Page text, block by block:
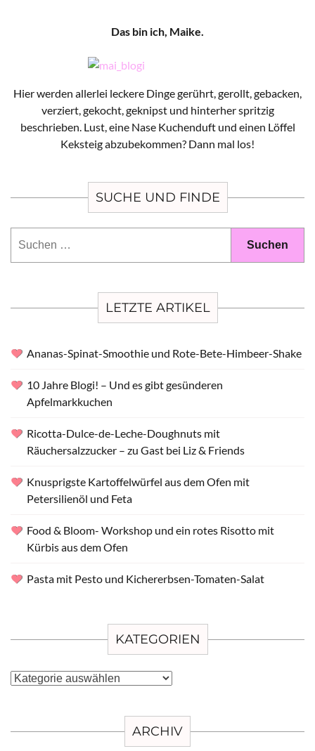
Das bin ich, Maike.
Hier werden allerlei leckere Dinge gerührt, gerollt, gebacken,
verziert, gekocht, geknipst und hinterher spritzig
beschrieben. Lust, eine Nase Kuchenduft und einen Löffel
Keksteig abzubekommen? Dann mal los!
SUCHE UND FINDE
LETZTE ARTIKEL
Ananas-Spinat-Smoothie und Rote-Bete-Himbeer-Shake
10 Jahre Blogi! – Und es gibt gesünderen
Apfelmarkkuchen
Ricotta-Dulce-de-Leche-Doughnuts mit
Räuchersalzzucker – zu Gast bei Liz & Friends
Knusprigste Kartoffelwürfel aus dem Ofen mit
Petersilienöl und Feta
Food & Bloom- Workshop und ein rotes Risotto mit
Kürbis aus dem Ofen
Pasta mit Pesto und Kichererbsen-Tomaten-Salat
KATEGORIEN
Kategorien
ARCHIV